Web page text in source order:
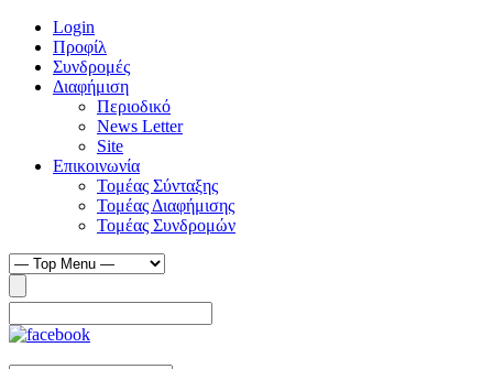
Login
Προφίλ
Συνδρομές
Διαφήμιση
Περιοδικό
News Letter
Site
Επικοινωνία
Τομέας Σύνταξης
Τομέας Διαφήμισης
Τομέας Συνδρομών